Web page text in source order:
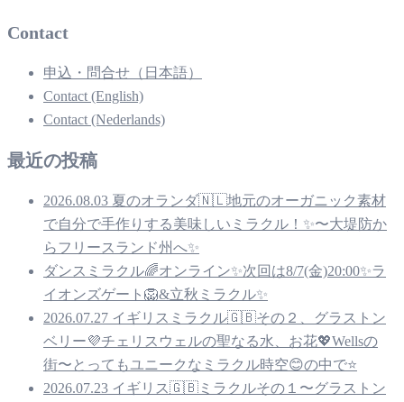
Contact
申込・問合せ（日本語）
Contact (English)
Contact (Nederlands)
最近の投稿
2026.08.03 夏のオランダ🇳🇱地元のオーガニック素材
で自分で手作りする美味しいミラクル！✨〜大堤防か
らフリースランド州へ✨
ダンスミラクル🌈オンライン✨次回は8/7(金)20:00✨ラ
イオンズゲート🦁&立秋ミラクル✨
2026.07.27 イギリスミラクル🇬🇧その２、グラストン
ベリー💜チェリスウェルの聖なる水、お花💖Wellsの
街〜とってもユニークなミラクル時空😊の中で⭐️
2026.07.23 イギリス🇬🇧ミラクルその１〜グラストン